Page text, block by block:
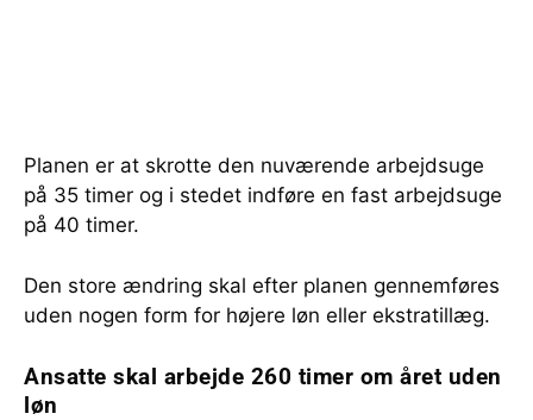
Planen er at skrotte den nuværende arbejdsuge
på 35 timer og i stedet indføre en fast arbejdsuge
på 40 timer.
Den store ændring skal efter planen gennemføres
uden nogen form for højere løn eller ekstratillæg.
Ansatte skal arbejde 260 timer om året uden
løn